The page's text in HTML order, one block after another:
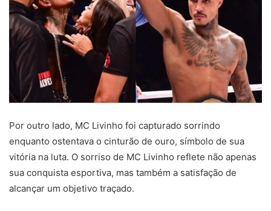
Por outro lado, MC Livinho foi capturado sorrindo
enquanto ostentava o cinturão de ouro, símbolo de sua
vitória na luta. O sorriso de MC Livinho reflete não apenas
sua conquista esportiva, mas também a satisfação de
alcançar um objetivo traçado.